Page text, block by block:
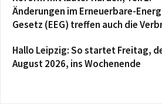
Änderungen im Erneuerbare-
Gesetz (EEG) treffen auch die
Hallo Leipzig: So startet Freitag,
August 2026, ins Wochenende